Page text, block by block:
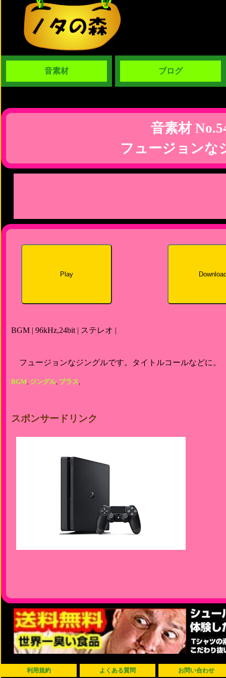
音素材 ブログ
音素材
フュージョンな
Play
BGM | 96kHz,24bit | ステレオ |
フュージョンなジングルです。タイトルコールなどに。
BGM, ジングル, ブラス,
スポンサードリンク
利用規約 よくある質問 お問い合わせ